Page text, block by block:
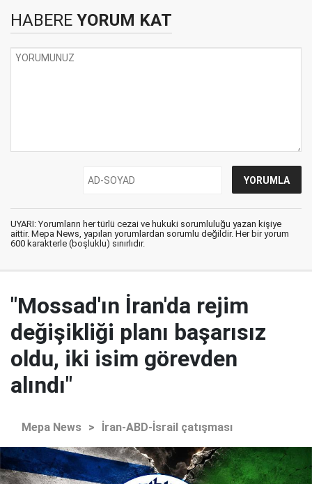
HABERE YORUM KAT
UYARI: Yorumların her türlü cezai ve hukuki sorumluluğu yazan kişiye
aittir. Mepa News, yapılan yorumlardan sorumlu değildir. Her bir yorum
600 karakterle (boşluklu) sınırlıdır.
"Mossad'ın İran'da rejim
değişikliği planı başarısız
oldu, iki isim görevden
alındı"
Mepa News > İran-ABD-İsrail çatışması